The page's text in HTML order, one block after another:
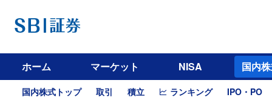
ホーム マーケット NISA 国内
国内株式トップ 取引 積立 ランキング IPO・PO